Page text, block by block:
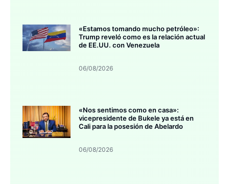
«Estamos tomando mucho petróleo»:
Trump reveló como es la relación actual
de EE.UU. con Venezuela
06/08/2026
«Nos sentimos como en casa»:
vicepresidente de Bukele ya está en
Cali para la posesión de Abelardo
06/08/2026